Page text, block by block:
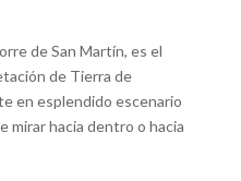
de San Martín, es el
de Tierra de
en esplendido escenario
hacia dentro o hacia